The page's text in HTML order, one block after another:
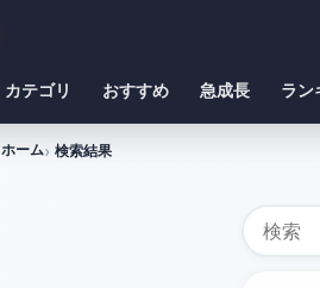
カテゴリ おすすめ 急成長 ラン
ホーム 検索結果